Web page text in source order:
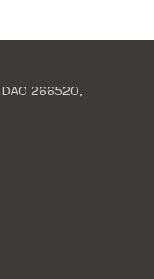
266520,